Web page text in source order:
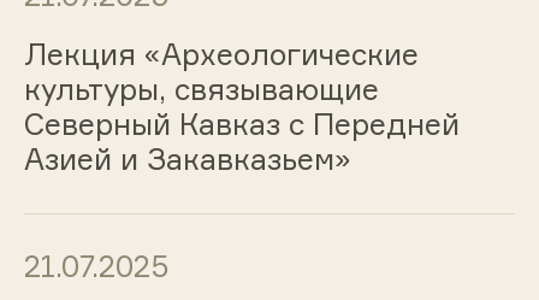
Лекция «Археологические
культуры, связывающие
Северный Кавказ с Передней
Азией и Закавказьем»
21.07.2025